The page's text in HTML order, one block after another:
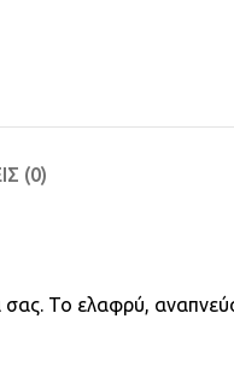
(0)
Το ελαφρύ,